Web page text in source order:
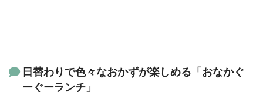
日替わりで色々なおかずが楽しめる「おなかぐ
ーぐーランチ」